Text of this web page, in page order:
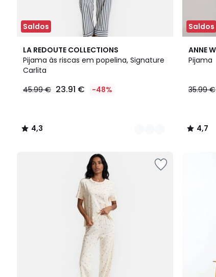
Saldos
LA REDOUTE COLLECTIONS
Pijama às riscas em popelina, Signature
Carlita
45.99 € 23.91 € -48%
4,3
/ 5
3
Cores
4,3
/
Saldos
ANNE
Pijama
35.99 €
4,7
/ 5
4,7
/